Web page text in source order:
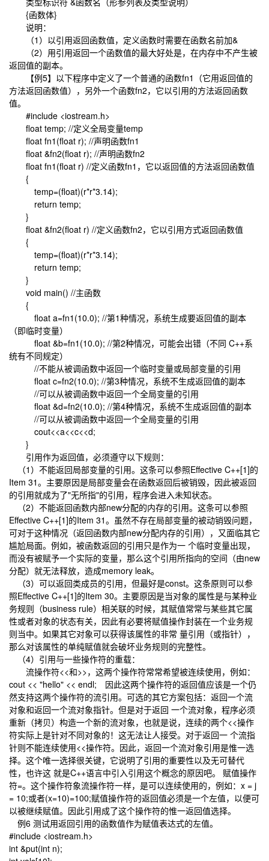
{函数体}
说明：
（1）以引用返回函数值，定义函数时需要在函数名前加&
（2）用引用返回一个函数值的最大好处是，在内存中不产生被
返回值的副本。
【例5】以下程序中定义了一个普通的函数fn1（它用返回值的
方法返回函数值），另外一个函数fn2，它以引用的方法返回函数
值。
#include <iostream.h>
float temp; //定义全局变量temp
float fn1(float r); //声明函数fn1
float &fn2(float r); //声明函数fn2
float fn1(float r) //定义函数fn1，它以返回值的方法返回函数值
{
temp=(float)(r*r*3.14);
return temp;
}
float &fn2(float r) //定义函数fn2，它以引用方式返回函数值
{
temp=(float)(r*r*3.14);
return temp;
}
void main() //主函数
{
float a=fn1(10.0); //第1种情况，系统生成要返回值的副本
（即临时变量）
float &b=fn1(10.0); //第2种情况，可能会出错（不同 C++系
统有不同规定）
//不能从被调函数中返回一个临时变量或局部变量的引用
float c=fn2(10.0); //第3种情况，系统不生成返回值的副本
//可以从被调函数中返回一个全局变量的引用
float &d=fn2(10.0); //第4种情况，系统不生成返回值的副本
//可以从被调函数中返回一个全局变量的引用
cout<<a<<c<<d;
}
引用作为返回值，必须遵守以下规则：
（1）不能返回局部变量的引用。这条可以参照Effective C++[1]的
Item 31。主要原因是局部变量会在函数返回后被销毁，因此被返回
的引用就成为了"无所指"的引用，程序会进入未知状态。
（2）不能返回函数内部new分配的内存的引用。这条可以参照
Effective C++[1]的Item 31。虽然不存在局部变量的被动销毁问题，
可对于这种情况（返回函数内部new分配内存的引用），又面临其它
尴尬局面。例如，被函数返回的引用只是作为一 个临时变量出现，
而没有被赋予一个实际的变量，那么这个引用所指向的空间（由new
分配）就无法释放，造成memory leak。
（3）可以返回类成员的引用，但最好是const。这条原则可以参
照Effective C++[1]的Item 30。主要原因是当对象的属性是与某种业
务规则（business rule）相关联的时候，其赋值常常与某些其它属
性或者对象的状态有关，因此有必要将赋值操作封装在一个业务规
则当中。如果其它对象可以获得该属性的非常 量引用（或指针），
那么对该属性的单纯赋值就会破坏业务规则的完整性。
（4）引用与一些操作符的重载：
流操作符<<和>>，这两个操作符常常希望被连续使用，例如：
cout << "hello" << endl; 因此这两个操作符的返回值应该是一个仍
然支持这两个操作符的流引用。可选的其它方案包括：返回一个流
对象和返回一个流对象指针。但是对于返回 一个流对象，程序必须
重新（拷贝）构造一个新的流对象，也就是说，连续的两个<<操作
符实际上是针对不同对象的！这无法让人接受。对于返回一 个流指
针则不能连续使用<<操作符。因此，返回一个流对象引用是惟一选
择。这个唯一选择很关键，它说明了引用的重要性以及无可替代
性，也许这 就是C++语言中引入引用这个概念的原因吧。 赋值操作
符=。这个操作符象流操作符一样，是可以连续使用的，例如：x = j
= 10;或者(x=10)=100;赋值操作符的返回值必须是一个左值，以便可
以被继续赋值。因此引用成了这个操作符的惟一返回值选择。
例6 测试用返回引用的函数值作为赋值表达式的左值。
#include <iostream.h>
int &put(int n);